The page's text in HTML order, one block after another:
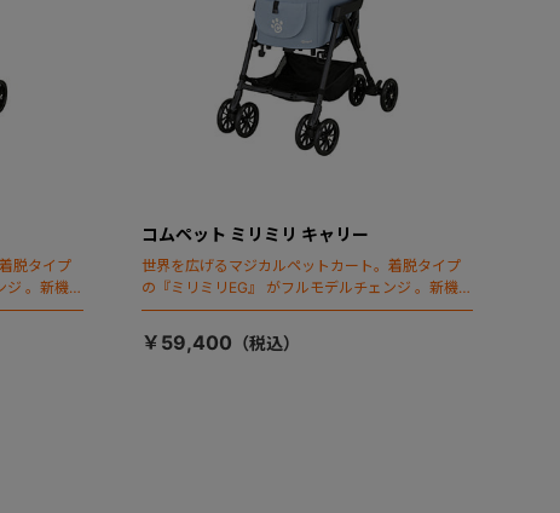
脱タイプ
ジ 。新機能
コムペット ミリミリ キャリー
世界を広げるマジカルペットカート。着脱タイプ
の『ミリミリEG』 がフルモデルチェンジ 。新機能
「マジカルフォールディング」搭載
￥59,400